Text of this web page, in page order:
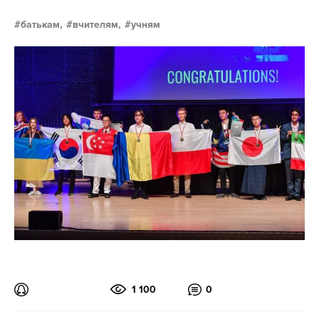
батькам, вчителям, учням
1 100 0